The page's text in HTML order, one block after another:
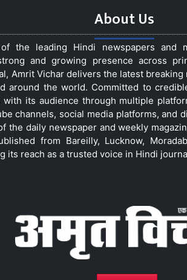
About Us
the leading Hindi newspapers and
and growing presence across
Amrit Vichar delivers the latest
around the world. Committed to
its audience through multiple
channels, social media platforms, and
the daily newspaper and weekly
from Bareilly, Lucknow,
its reach as a trusted voice in Hindi